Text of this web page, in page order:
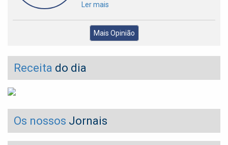
Ler mais
Mais Opinião
Receita do dia
Os nossos Jornais